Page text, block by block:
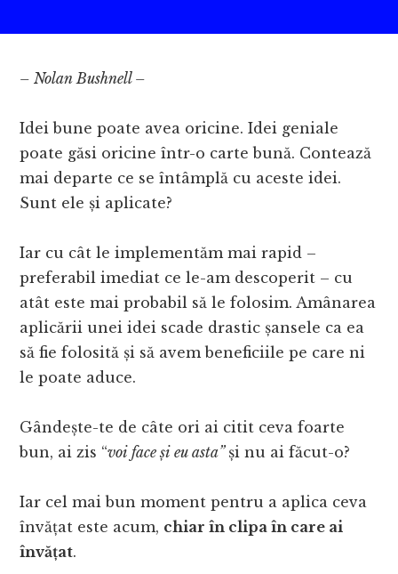
– Nolan Bushnell –
Idei bune poate avea oricine. Idei geniale
poate găsi oricine într-o carte bună. Contează
mai departe ce se întâmplă cu aceste idei.
Sunt ele și aplicate?
Iar cu cât le implementăm mai rapid –
preferabil imediat ce le-am descoperit – cu
atât este mai probabil să le folosim. Amânarea
aplicării unei idei scade drastic șansele ca ea
să fie folosită și să avem beneficiile pe care ni
le poate aduce.
Gândește-te de câte ori ai citit ceva foarte
bun, ai zis “voi face și eu asta” și nu ai făcut-o?
Iar cel mai bun moment pentru a aplica ceva
învățat este acum, chiar în clipa în care ai
învățat.